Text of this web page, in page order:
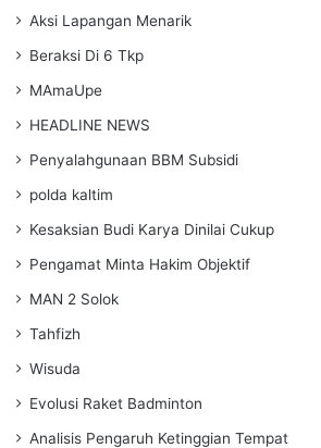
Aksi Lapangan Menarik
Beraksi Di 6 Tkp
MAmaUpe
HEADLINE NEWS
Penyalahgunaan BBM Subsidi
polda kaltim
Kesaksian Budi Karya Dinilai Cukup
Pengamat Minta Hakim Objektif
MAN 2 Solok
Tahfizh
Wisuda
Evolusi Raket Badminton
Analisis Pengaruh Ketinggian Tempat